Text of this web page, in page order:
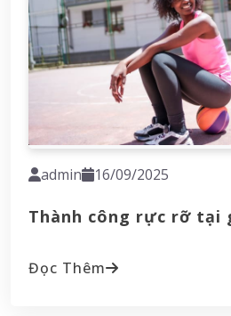
admin 16/09/2025
Thành công rực rỡ tại
Đọc Thêm